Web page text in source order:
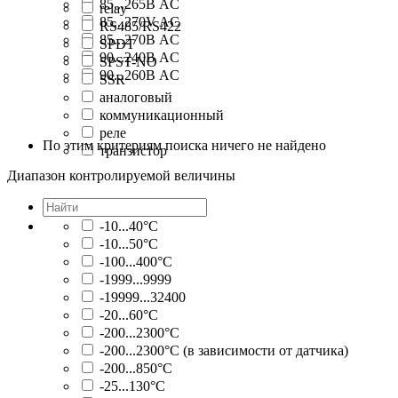
85...265В AC
85...270V AC
85...270В AC
90...240В AC
90...260В AC
relay
RS485/RS422
SPDT
SPST-NO
SSR
аналоговый
коммуникационный
реле
транзистор
По этим критериям поиска ничего не найдено
Диапазон контролируемой величины
-10...40°C
-10...50°C
-100...400°C
-1999...9999
-19999...32400
-20...60°C
-200...2300°C
-200...2300°C (в зависимости от датчика)
-200...850°C
-25...130°C